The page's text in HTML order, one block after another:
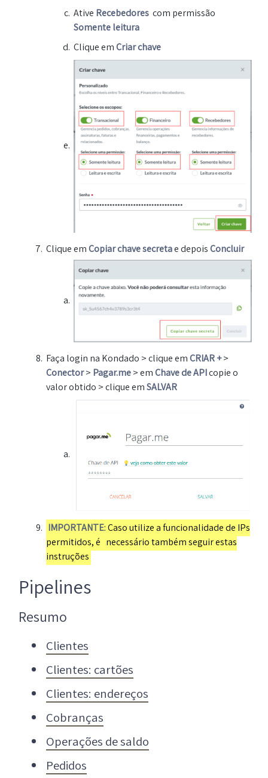
Ative Recebedores com permissão
Somente leitura
Clique emCriar chave
Clique emCopiar chave secretae depoisConcluir
Faça login na Kondado > clique emCRIAR +>
Conector> Pagar.me> emChave de APIcopie o
valor obtido > clique emSALVAR
IMPORTANTE: Caso utilize a funcionalidade de IPs
permitidos, é necessário também seguir estas
instruções
Pipelines
Resumo
Clientes
Clientes: cartões
Clientes: endereços
Cobranças
Operações de saldo
Pedidos